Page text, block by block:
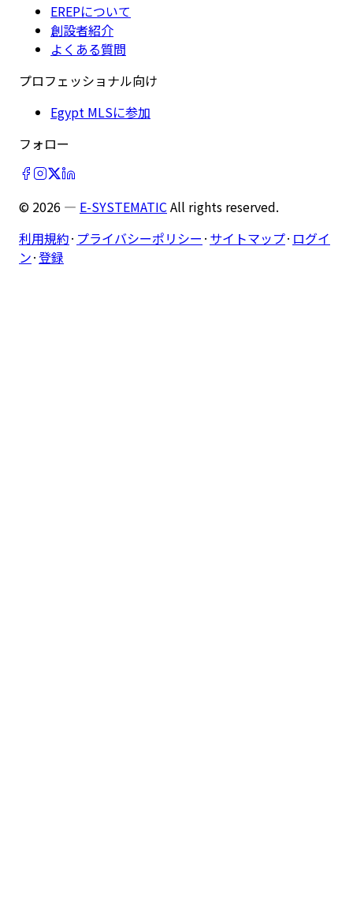
EREPについて
創設者紹介
よくある質問
プロフェッショナル向け
Egypt MLSに参加
フォロー
© 2026 — E-SYSTEMATICAll rights reserved.
利用規約· プライバシーポリシー · サイトマップ· ログイ
ン·登録